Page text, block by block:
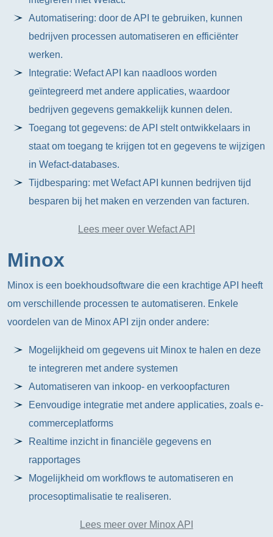
Automatisering: door de API te gebruiken, kunnen
bedrijven processen automatiseren en efficiënter
werken.
Integratie: Wefact API kan naadloos worden
geïntegreerd met andere applicaties, waardoor
bedrijven gegevens gemakkelijk kunnen delen.
Toegang tot gegevens: de API stelt ontwikkelaars in
staat om toegang te krijgen tot en gegevens te wijzigen
in Wefact-databases.
Tijdbesparing: met Wefact API kunnen bedrijven tijd
besparen bij het maken en verzenden van facturen.
Lees meer over Wefact API
Minox
Minox is een boekhoudsoftware die een krachtige API heeft
om verschillende processen te automatiseren. Enkele
voordelen van de Minox API zijn onder andere:
Mogelijkheid om gegevens uit Minox te halen en deze
te integreren met andere systemen
Automatiseren van inkoop- en verkoopfacturen
Eenvoudige integratie met andere applicaties, zoals e-
commerceplatforms
Realtime inzicht in financiële gegevens en
rapportages
Mogelijkheid om workflows te automatiseren en
procesoptimalisatie te realiseren.
Lees meer over Minox API